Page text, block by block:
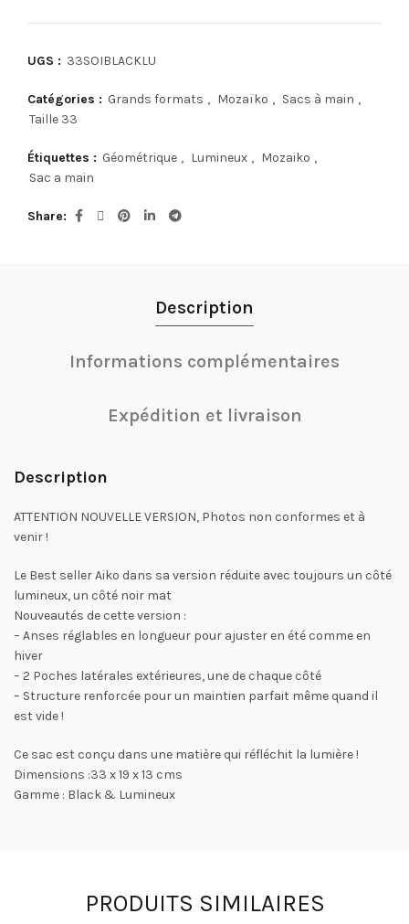
UGS : 33SOIBLACKLU
Catégories : Grands formats , Mozaïko , Sacs à main ,
Taille 33
Étiquettes : Géométrique , Lumineux , Mozaiko ,
Sac a main
Share
Description
Informations complémentaires
Expédition et livraison
Description
ATTENTION NOUVELLE VERSION, Photos non conformes et à
venir !
Le Best seller Aiko dans sa version réduite avec toujours un côté
lumineux, un côté noir mat
Nouveautés de cette version :
– Anses réglables en longueur pour ajuster en été comme en
hiver
– 2 Poches latérales extérieures, une de chaque côté
– Structure renforcée pour un maintien parfait même quand il
est vide !
Ce sac est conçu dans une matière qui réfléchit la lumière !
Dimensions :33 x 19 x 13 cms
Gamme : Black & Lumineux
PRODUITS SIMILAIRES